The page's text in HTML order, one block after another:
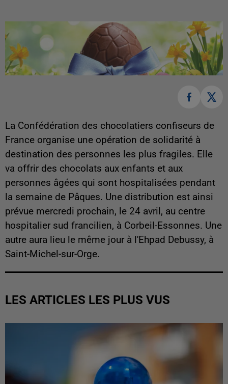
La Confédération des chocolatiers confiseurs de
France organise une opération de solidarité à
destination des personnes les plus fragiles. Elle
va offrir des chocolats aux enfants et aux
personnes âgées qui sont hospitalisées pendant
la semaine de Pâques. Une distribution est ainsi
prévue mercredi prochain, le 24 avril, au centre
hospitalier sud francilien, à Corbeil-Essonnes. Une
autre aura lieu le même jour à l'Ehpad Debussy, à
Saint-Michel-sur-Orge.
LES ARTICLES LES PLUS VUS